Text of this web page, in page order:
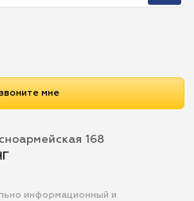
мне
168
информационный и